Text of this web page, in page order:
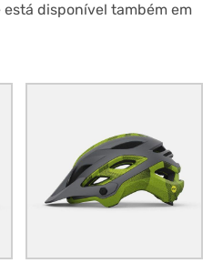
está disponível também em